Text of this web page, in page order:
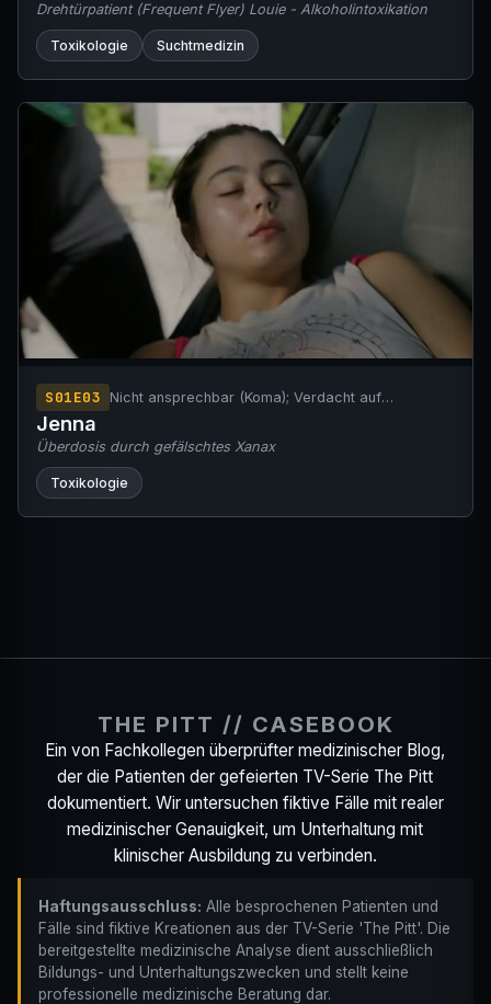
Drehtürpatient (Frequent Flyer) Louie - Alkoholintoxikation
Toxikologie Suchtmedizin
S01E03
Nicht ansprechbar (Koma); Verdacht auf
Jenna
Überdosis durch gefälschtes Xanax
Toxikologie
THE PITT // CASEBOOK
Ein von Fachkollegen überprüfter medizinischer Blog,
der die Patienten der gefeierten TV-Serie The Pitt
dokumentiert. Wir untersuchen fiktive Fälle mit realer
medizinischer Genauigkeit, um Unterhaltung mit
klinischer Ausbildung zu verbinden.
Haftungsausschluss: Alle besprochenen Patienten und
Fälle sind fiktive Kreationen aus der TV-Serie 'The Pitt'. Die
bereitgestellte medizinische Analyse dient ausschließlich
Bildungs- und Unterhaltungszwecken und stellt keine
professionelle medizinische Beratung dar.